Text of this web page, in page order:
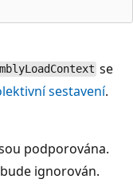
se
sestavení.
podporována.
bude ignorován.